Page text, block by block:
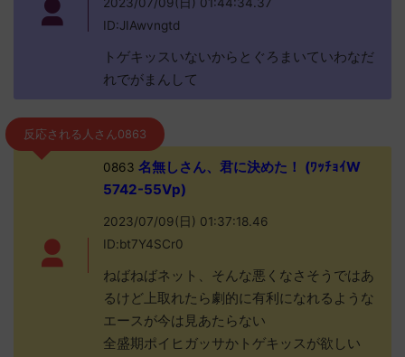
ID:JIAwvngtd
トゲキッスいないからとぐろまいていわなだ
れでがまんして
反応される人さん0863
0863 名無しさん、君に決めた！ (ﾜｯﾁｮｲW
5742-55Vp)
2023/07/09(日) 01:37:18.46
ID:bt7Y4SCr0
ねばねばネット、そんな悪くなさそうではあ
るけど上取れたら劇的に有利になれるような
エースが今は見あたらない
全盛期ポイヒガッサかトゲキッスが欲しい